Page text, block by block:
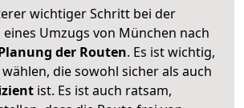
wichtiger Schritt bei der
Umzugs von München nach
der Routen. Es ist wichtig,
die sowohl sicher als auch
ist. Es ist auch ratsam,